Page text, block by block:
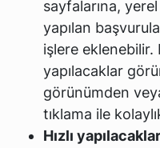
sayfalarına,
yapılan
işlere
yapılacaklar
görünümden
tıklama ile
Hızlı